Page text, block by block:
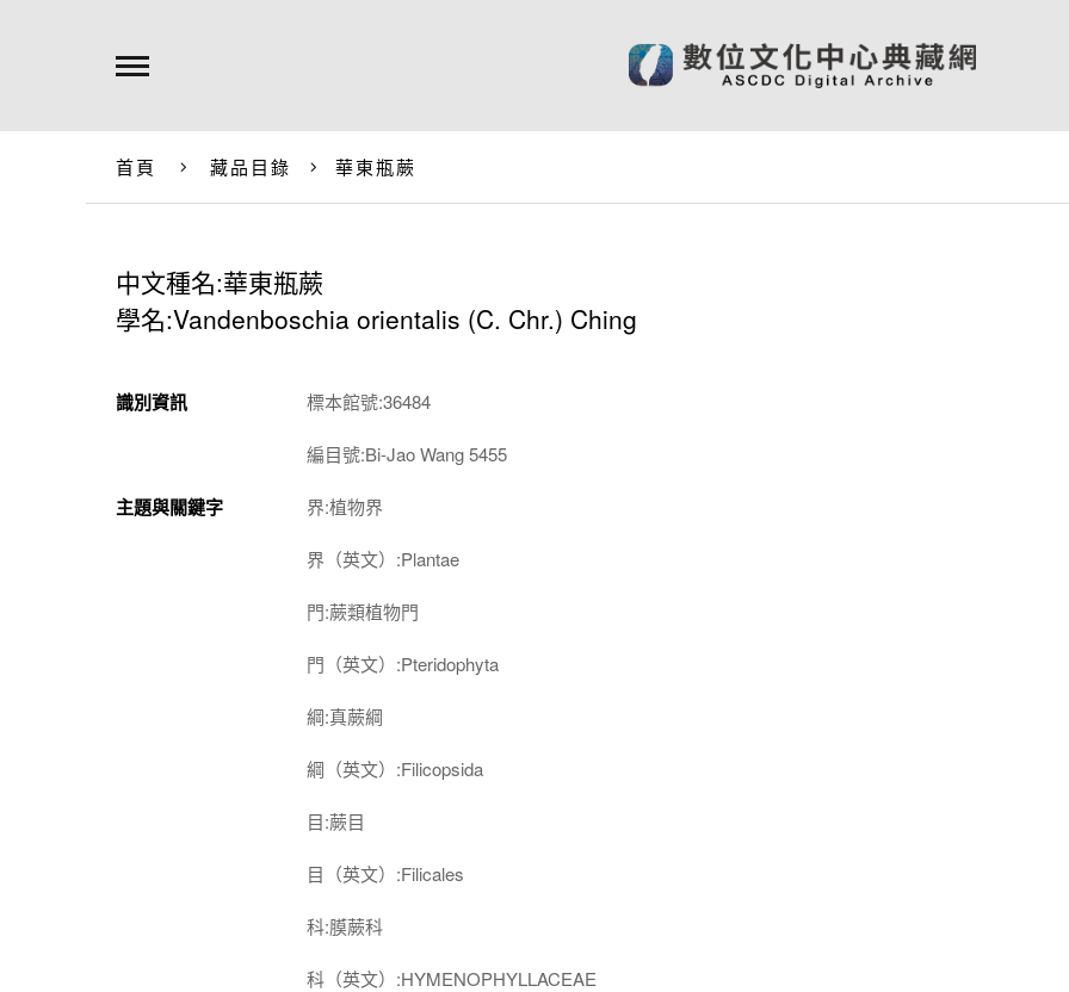
首頁 藏品目錄 華東瓶蕨
中文種名:華東瓶蕨
學名:Vandenboschia orientalis (C. Chr.) Ching
識別資訊 標本館號:36484
編目號:Bi-Jao Wang 5455
主題與關鍵字 界:植物界
界（英文）:Plantae
門:蕨類植物門
門（英文）:Pteridophyta
綱:真蕨綱
綱（英文）:Filicopsida
目:蕨目
目（英文）:Filicales
科:膜蕨科
科（英文）:HYMENOPHYLLACEAE